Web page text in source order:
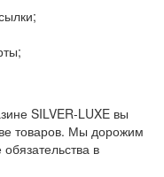
SILVER-LUXE вы
товаров. Мы дорожим
в